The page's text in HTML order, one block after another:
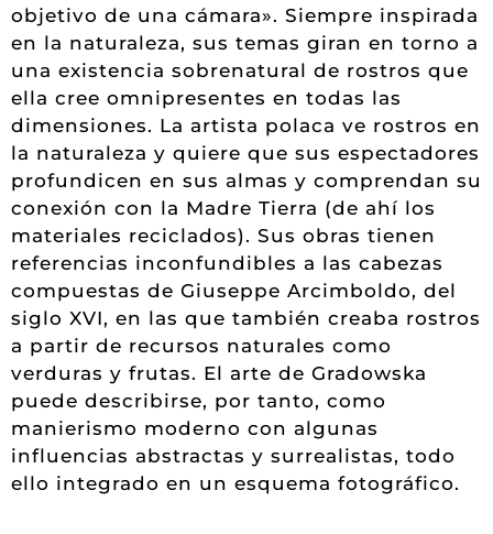
objetivo de una cámara». Siempre inspirada
en la naturaleza, sus temas giran en torno a
una existencia sobrenatural de rostros que
ella cree omnipresentes en todas las
dimensiones. La artista polaca ve rostros en
la naturaleza y quiere que sus espectadores
profundicen en sus almas y comprendan su
conexión con la Madre Tierra (de ahí los
materiales reciclados). Sus obras tienen
referencias inconfundibles a las cabezas
compuestas de Giuseppe Arcimboldo, del
siglo XVI, en las que también creaba rostros
a partir de recursos naturales como
verduras y frutas. El arte de Gradowska
puede describirse, por tanto, como
manierismo moderno con algunas
influencias abstractas y surrealistas, todo
ello integrado en un esquema fotográfico.